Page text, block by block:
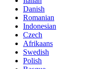
Danish
Romanian
Indonesian
Czech
Afrikaans
Swedish
Polish